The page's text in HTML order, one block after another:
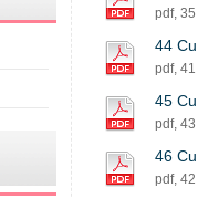
pdf, 35
44
pdf, 41
45
pdf, 43
46
pdf, 42